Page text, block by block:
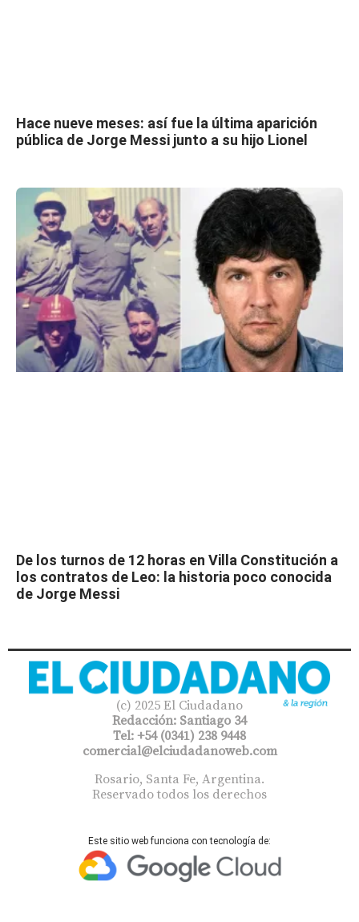
Hace nueve meses: así fue la última aparición
pública de Jorge Messi junto a su hijo Lionel
De los turnos de 12 horas en Villa Constitución a
los contratos de Leo: la historia poco conocida
de Jorge Messi
(c) 2025 El Ciudadano
Redacción: Santiago 34
Tel: +54 (0341) 238 9448
comercial@elciudadanoweb.com​
Rosario, Santa Fe, Argentina.
Reservado todos los derechos
Este sitio web funciona con tecnología de: